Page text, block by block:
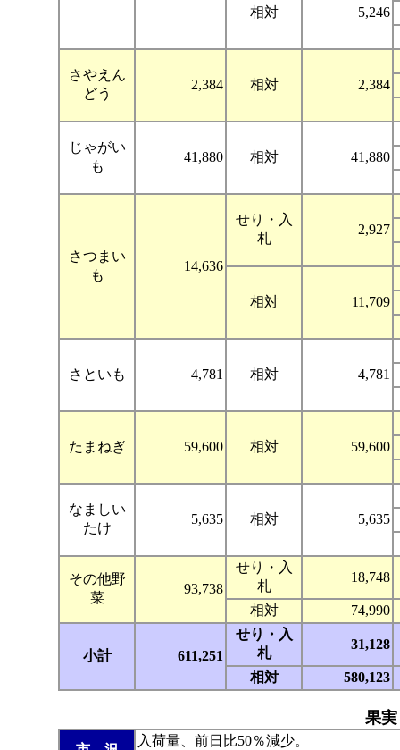
相対 5,246
さやえん
どう
2,384 相対 2,384
じゃがい
も
41,880 相対 41,880
さつまい
も
14,636
せり・入
札
2,927
相対 11,709
さといも 4,781 相対 4,781
たまねぎ 59,600 相対 59,600
なましい
たけ
5,635 相対 5,635
その他野
菜
93,738
せり・入
札
18,748
相対 74,990
小計 611,251
せり・入
札
31,128
相対 580,123
果
入荷量、前日比50％減少。